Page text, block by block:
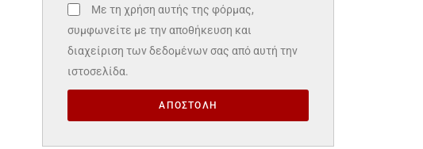
Με τη χρήση αυτής της φόρμας,
συμφωνείτε με την αποθήκευση και
διαχείριση των δεδομένων σας από αυτή την
ιστοσελίδα.
ΑΠΟΣΤΟΛΗ